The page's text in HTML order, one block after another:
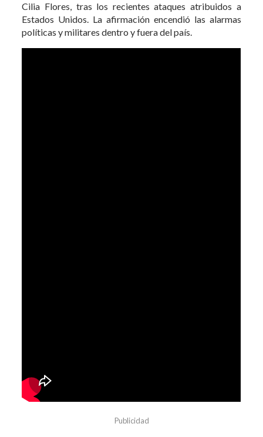
Cilia Flores, tras los recientes ataques atribuidos a
Estados Unidos. La afirmación encendió las alarmas
políticas y militares dentro y fuera del país.
Publicidad